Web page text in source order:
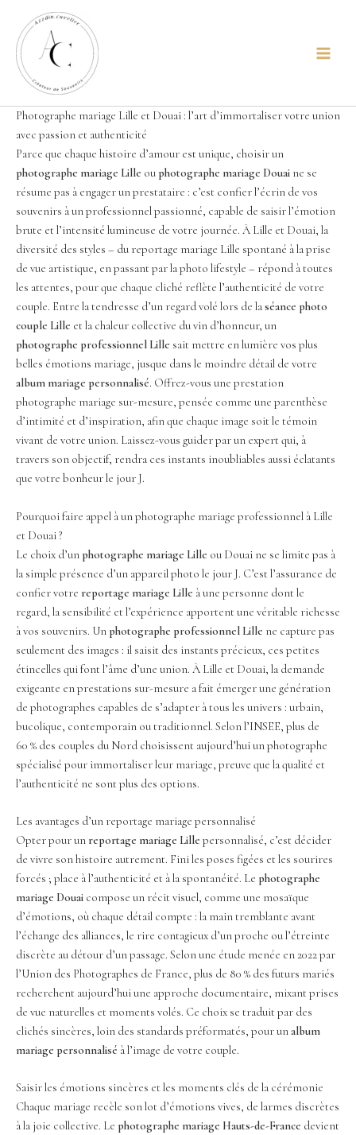
principal
contenu
Photographe mariage Lille et Douai : l’art d’immortaliser votre union
avec passion et authenticité
Parce que chaque histoire d’amour est unique, choisir un
photographe mariage Lille ou photographe mariage Douai ne se
résume pas à engager un prestataire : c’est confier l’écrin de vos
souvenirs à un professionnel passionné, capable de saisir l’émotion
brute et l’intensité lumineuse de votre journée. À Lille et Douai, la
diversité des styles – du reportage mariage Lille spontané à la prise
de vue artistique, en passant par la photo lifestyle – répond à toutes
les attentes, pour que chaque cliché reflète l’authenticité de votre
couple. Entre la tendresse d’un regard volé lors de laséance photo
couple Lille et la chaleur collective du vin d’honneur, un
photographe professionnel Lille sait mettre en lumière vos plus
belles émotions mariage, jusque dans le moindre détail de votre
album mariage personnalisé. Offrez-vous une prestation
photographe mariage sur-mesure, pensée comme une parenthèse
d’intimité et d’inspiration, afin que chaque image soit le témoin
vivant de votre union. Laissez-vous guider par un expert qui, à
travers son objectif, rendra ces instants inoubliables aussi éclatants
que votre bonheur le jour J.
Pourquoi faire appel à un photographe mariage professionnel à Lille
et Douai ?
Le choix d’un photographe mariage Lille ou Douai ne se limite pas à
la simple présence d’un appareil photo le jour J. C’est l’assurance de
confier votre reportage mariage Lille à une personne dont le
regard, la sensibilité et l’expérience apportent une véritable richesse
à vos souvenirs. Un photographe professionnel Lille ne capture pas
seulement des images : il saisit des instants précieux, ces petites
étincelles qui font l’âme d’une union. À Lille et Douai, la demande
exigeante en prestations sur-mesure a fait émerger une génération
de photographes capables de s’adapter à tous les univers : urbain,
bucolique, contemporain ou traditionnel. Selon l’INSEE, plus de
60 % des couples du Nord choisissent aujourd’hui un photographe
spécialisé pour immortaliser leur mariage, preuve que la qualité et
l’authenticité ne sont plus des options.
Les avantages d’un reportage mariage personnalisé
Opter pour un reportage mariage Lille personnalisé, c’est décider
de vivre son histoire autrement. Fini les poses figées et les sourires
forcés ; place à l’authenticité et à la spontanéité. Le photographe
mariage Douai compose un récit visuel, comme une mosaïque
d’émotions, où chaque détail compte : la main tremblante avant
l’échange des alliances, le rire contagieux d’un proche ou l’étreinte
discrète au détour d’un passage. Selon une étude menée en 2022 par
l’Union des Photographes de France, plus de 80 % des futurs mariés
recherchent aujourd’hui une approche documentaire, mixant prises
de vue naturelles et moments volés. Ce choix se traduit par des
clichés sincères, loin des standards préformatés, pour unalbum
mariage personnalisé à l’image de votre couple.
Saisir les émotions sincères et les moments clés de la cérémonie
Chaque mariage recèle son lot d’émotions vives, de larmes discrètes
à la joie collective. Le photographe mariage Hauts-de-France devient